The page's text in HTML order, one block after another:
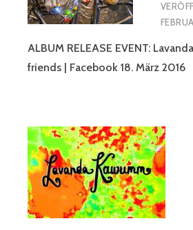
ALBUM RELEASE EVENT:
friends | Facebook 18. März 2016